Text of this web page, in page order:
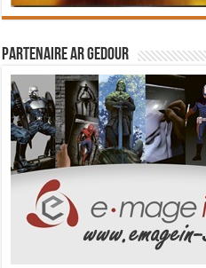
Partenaire Ar Gedour